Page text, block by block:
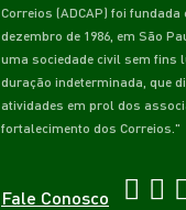
Correios (ADCAP) foi fundada
dezembro de 1986, em São
uma sociedade civil sem fins
duração indeterminada, que
atividades em prol dos
fortalecimento dos Correios."
Fale Conosco